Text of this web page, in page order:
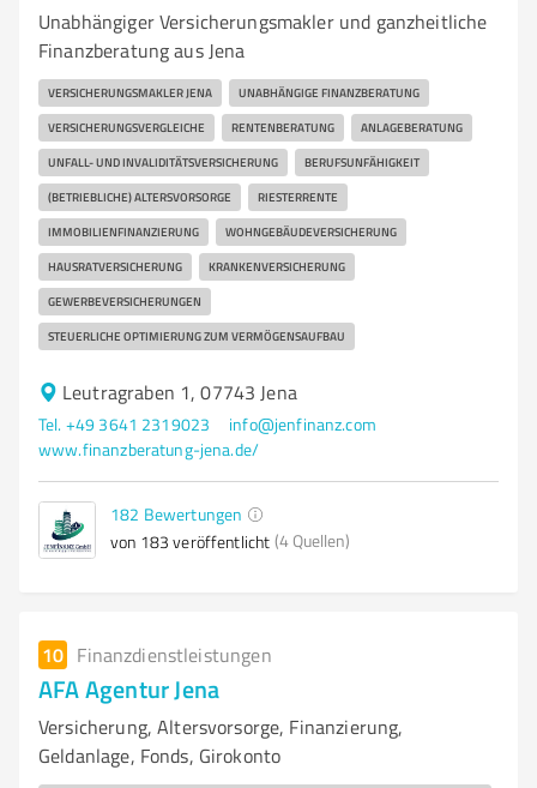
Unabhängiger Versicherungsmakler und ganzheitliche
Finanzberatung aus Jena
VERSICHERUNGSMAKLER JENA UNABHÄNGIGE FINANZBERATUNG
VERSICHERUNGSVERGLEICHE RENTENBERATUNG ANLAGEBERATUNG
UNFALL- UND INVALIDITÄTSVERSICHERUNG BERUFSUNFÄHIGKEIT
(BETRIEBLICHE) ALTERSVORSORGE RIESTERRENTE
IMMOBILIENFINANZIERUNG WOHNGEBÄUDEVERSICHERUNG
HAUSRATVERSICHERUNG KRANKENVERSICHERUNG
GEWERBEVERSICHERUNGEN
STEUERLICHE OPTIMIERUNG ZUM VERMÖGENSAUFBAU
Leutragraben 1, 07743 Jena
Tel. +49 3641 2319023
info@jenfinanz.com
www.finanzberatung-jena.de/
182 Bewertungen
von 183 veröffentlicht (4 Quellen)
10 Finanzdienstleistungen
AFA Agentur Jena
Versicherung, Altersvorsorge, Finanzierung,
Geldanlage, Fonds, Girokonto